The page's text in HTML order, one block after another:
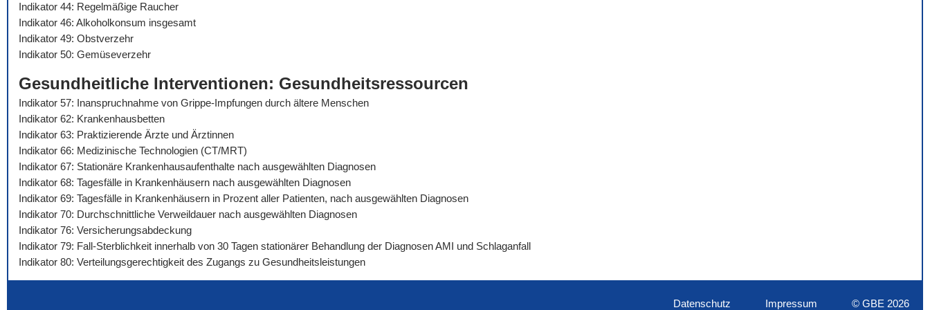
Indikator 44: Regelmäßige Raucher
Indikator 46: Alkoholkonsum insgesamt
Indikator 49: Obstverzehr
Indikator 50: Gemüseverzehr
Gesundheitliche Interventionen: Gesundheitsressourcen
Indikator 57: Inanspruchnahme von Grippe-Impfungen durch ältere Menschen
Indikator 62: Krankenhausbetten
Indikator 63: Praktizierende Ärzte und Ärztinnen
Indikator 66: Medizinische Technologien (CT/MRT)
Indikator 67: Stationäre Krankenhausaufenthalte nach ausgewählten Diagnosen
Indikator 68: Tagesfälle in Krankenhäusern nach ausgewählten Diagnosen
Indikator 69: Tagesfälle in Krankenhäusern in Prozent aller Patienten, nach ausgewählten Diagnosen
Indikator 70: Durchschnittliche Verweildauer nach ausgewählten Diagnosen
Indikator 76: Versicherungsabdeckung
Indikator 79: Fall-Sterblichkeit innerhalb von 30 Tagen stationärer Behandlung der Diagnosen AMI und Schlaganfall
Indikator 80: Verteilungsgerechtigkeit des Zugangs zu Gesundheitsleistungen
Datenschutz Impressum © GBE 2026